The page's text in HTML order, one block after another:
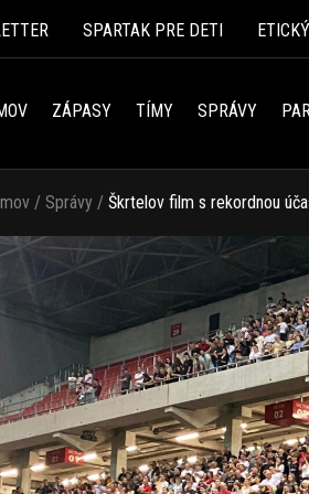
SPARTAK PRE DETI
ZÁPASY TÍMY SPRÁVY
/ Správy / Škrtelov film s rekordnou